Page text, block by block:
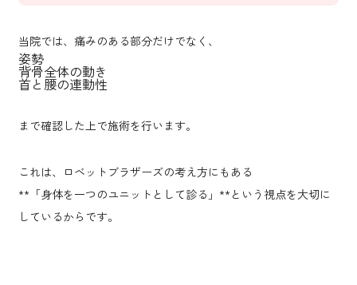
当院では、痛みのある部分だけでなく、
姿勢
背骨全体の動き
首と腰の連動性
まで確認した上で施術を行います。
これは、ロベットブラザーズの考え方にもある
**「身体を一つのユニットとして診る」**という視点を大切に
しているからです。